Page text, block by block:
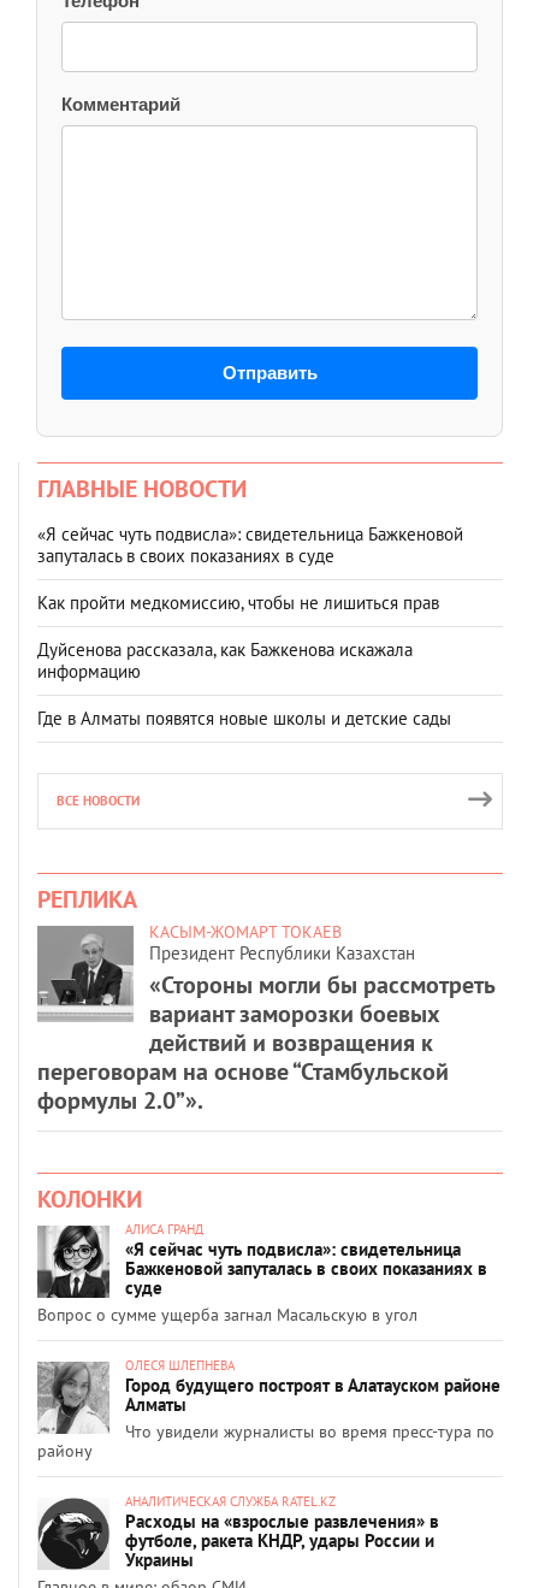
Комментарий
Отправить
ГЛАВНЫЕ НОВОСТИ
«Я сейчас чуть подвисла»: свидетельница Бажкеновой
запуталась в своих показаниях в суде
Как пройти медкомиссию, чтобы не лишиться прав
Дуйсенова рассказала, как Бажкенова искажала
информацию
Где в Алматы появятся новые школы и детские сады
ВСЕ НОВОСТИ
РЕПЛИКА
КАСЫМ-ЖОМАРТ ТОКАЕВ
Президент Республики Казахстан
«Стороны могли бы рассмотреть
вариант заморозки боевых
действий и возвращения к
переговорам на основе “Стамбульской
формулы 2.0”».
КОЛОНКИ
АЛИСА ГРАНД
«Я сейчас чуть подвисла»: свидетельница
Бажкеновой запуталась в своих показаниях в
суде
Вопрос о сумме ущерба загнал Масальскую в угол
ОЛЕСЯ ШЛЕПНЕВА
Город будущего построят в Алатауском районе
Алматы
Что увидели журналисты во время пресс-тура по
району
АНАЛИТИЧЕСКАЯ СЛУЖБА RATEL.KZ
Расходы на «взрослые развлечения» в
футболе, ракета КНДР, удары России и
Украины